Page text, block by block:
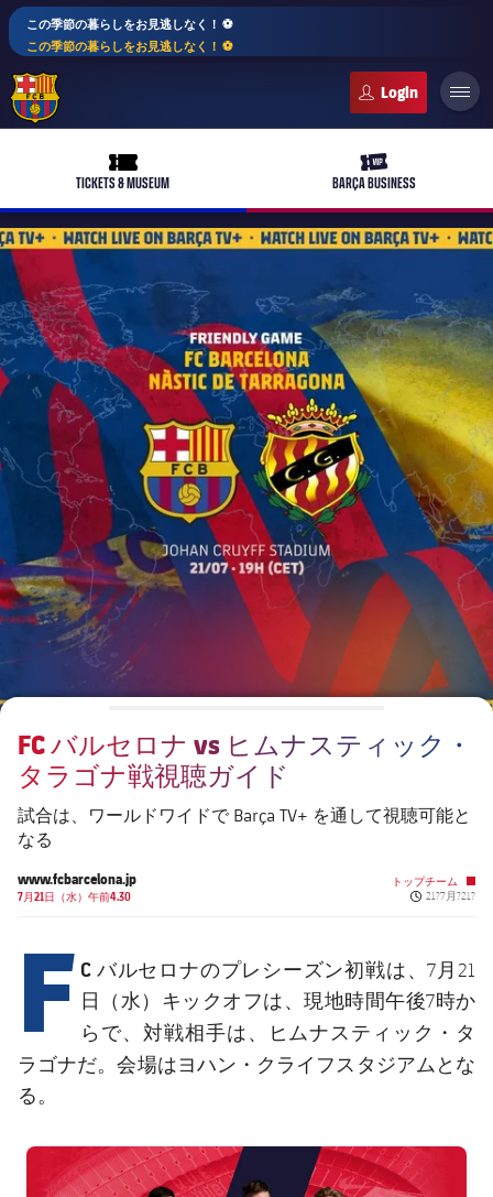
この季節の暮らしをお見逃しなく！ ⚽️
この季節の暮らしをお見逃しなく！ ⚽️
ticket-full
TICKETS & MUSEUM
ticket-vip
BARÇA BUSINESS
plusicon
label.aria.plus
バルサアカデミー
plusicon
label.aria.plus
10年毎
会長
レジェンド
監督
plusicon
label.aria.plus
プレスパス
Facilities
PLUSICON
LABEL.ARIA.PLUS
トップチーム
女子サッカー
plusicon
label.aria.plus
スケジュール
チケット
結果
順位表
バルサAtlètic
plusicon
label.aria.plus
スケジュール
チケット
結果
順位表
PLUSICON
LABEL.ARIA.PLUS
トップチーム
plusicon
label.aria.plus
スケジュール
チケット
結果
順位表
PLUSICON
LABEL.ARIA.PLUS
トップチーム
スケジュール
チケット
結果
PLUSICON
LABEL.ARIA.PLUS
トップチーム
plusicon
label.aria.plus
スケジュール
結果
順位表
PLUSICON
LABEL.ARIA.PLUS
スケジュール
チケット
順位表
FC バルセロナ vs ヒムナスティック・
タラゴナ戦視聴ガイド
試合は、ワールドワイドで Barça TV+ を通して視聴可能と
なる
www.fcbarcelona.jp
7月21日（水）午前4.30
トップチーム
Published
21?7月?21?
F C バルセロナのプレシーズン初戦は、7月21
日（水）キックオフは、現地時間午後7時か
らで、対戦相手は、
ヒムナスティック・タ
ラゴナだ。会場はヨハン・クライフスタジアム とな
る。
FC Barcelona club badge